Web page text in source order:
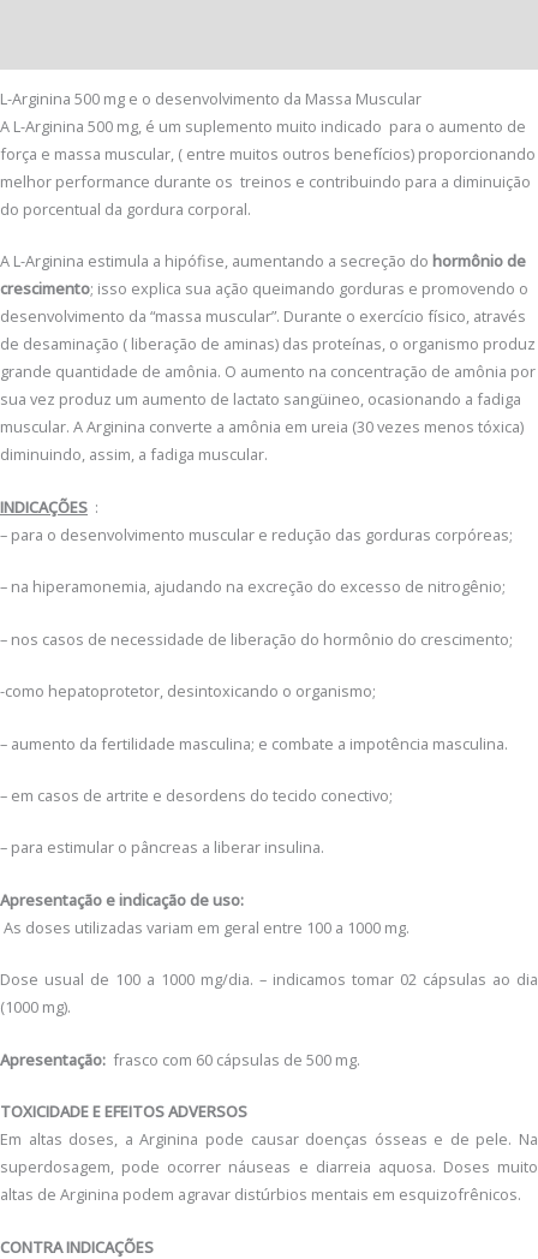
L-Arginina 500 mg e o desenvolvimento da Massa Muscular
A L-Arginina 500 mg, é um suplemento muito indicado para o aumento de
força e massa muscular, ( entre muitos outros benefícios) proporcionando
melhor performance durante os treinos e contribuindo para a diminuição
do porcentual da gordura corporal.
A L-Arginina estimula a hipófise, aumentando a secreção do hormônio de
crescimento; isso explica sua ação queimando gorduras e promovendo o
desenvolvimento da “massa muscular”. Durante o exercício físico, através
de desaminação ( liberação de aminas) das proteínas, o organismo produz
grande quantidade de amônia. O aumento na concentração de amônia por
sua vez produz um aumento de lactato sangüineo, ocasionando a fadiga
muscular. A Arginina converte a amônia em ureia (30 vezes menos tóxica)
diminuindo, assim, a fadiga muscular.
INDICAÇÕES :
– para o desenvolvimento muscular e redução das gorduras corpóreas;
– na hiperamonemia, ajudando na excreção do excesso de nitrogênio;
– nos casos de necessidade de liberação do hormônio do crescimento;
-como hepatoprotetor, desintoxicando o organismo;
– aumento da fertilidade masculina; e combate a impotência masculina.
– em casos de artrite e desordens do tecido conectivo;
– para estimular o pâncreas a liberar insulina.
Apresentação e indicação de uso:
As doses utilizadas variam em geral entre 100 a 1000 mg.
Dose usual de 100 a 1000 mg/dia. – indicamos tomar 02 cápsulas ao dia
(1000 mg).
Apresentação: frasco com 60 cápsulas de 500 mg.
TOXICIDADE E EFEITOS ADVERSOS
Em altas doses, a Arginina pode causar doenças ósseas e de pele. Na
superdosagem, pode ocorrer náuseas e diarreia aquosa. Doses muito
altas de Arginina podem agravar distúrbios mentais em esquizofrênicos.
CONTRA INDICAÇÕES